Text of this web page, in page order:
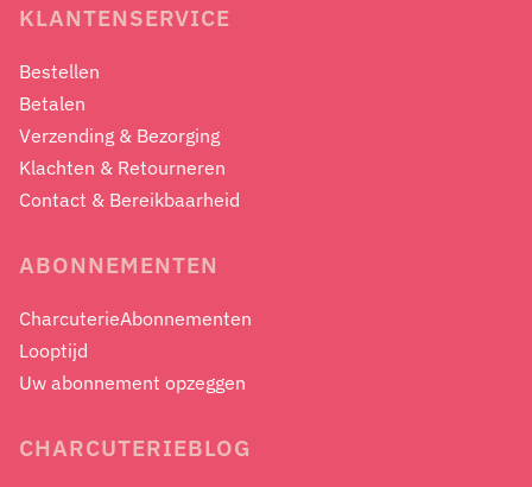
KLANTENSERVICE
Bestellen
Betalen
Verzending & Bezorging
Klachten & Retourneren
Contact & Bereikbaarheid
ABONNEMENTEN
CharcuterieAbonnementen
Looptijd
Uw abonnement opzeggen
CHARCUTERIEBLOG